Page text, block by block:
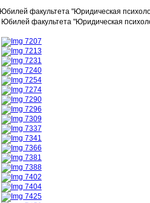
Юбилей факультета "Юридическая
Юбилей факультета "Юридическая